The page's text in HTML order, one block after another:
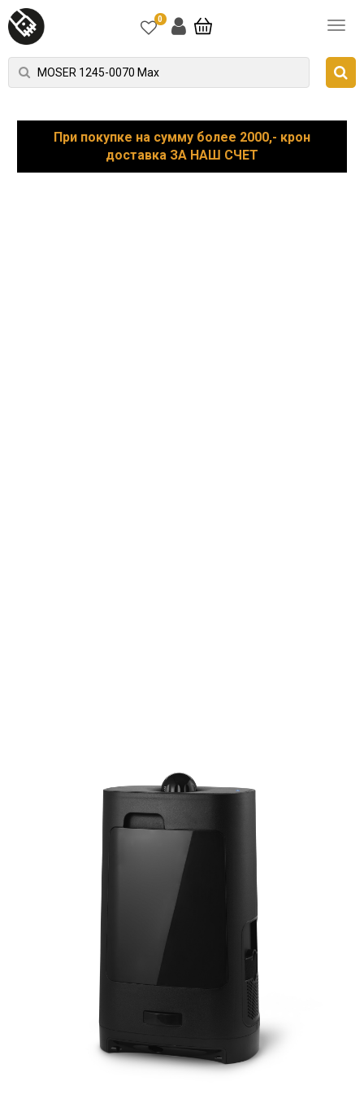
0
При покупке на сумму более 2000,- крон
доставка ЗА НАШ СЧЕТ